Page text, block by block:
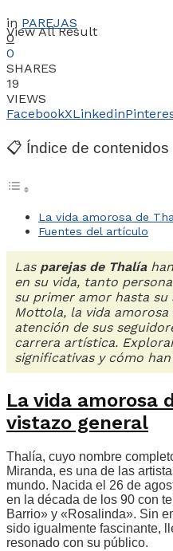
View All Result
in PAREJAS
0
0
SHARES
19
VIEWS
FacebookXLinkedin
📋 Índice de contenidos
La vida amorosa de
Fuentes del artículo
Las parejas de Thalía
en su vida, tanto
su primer amor hasta
Mottola, la vida
atención de sus
carrera artística.
significativas y cómo
La vida amorosa
vistazo general
Thalía, cuyo nombre
Miranda, es una de las
mundo. Nacida el 26 de
en la década de los 90 con
Barrio» y «Rosalinda». Sin
sido igualmente fascinante,
resonado con su público.